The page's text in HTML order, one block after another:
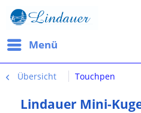
Menü
Übersicht Touchpen
Lindauer Mini-